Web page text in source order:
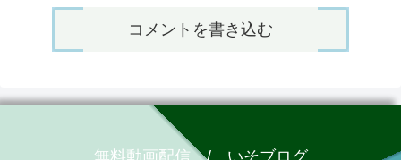
コメントを書き込む